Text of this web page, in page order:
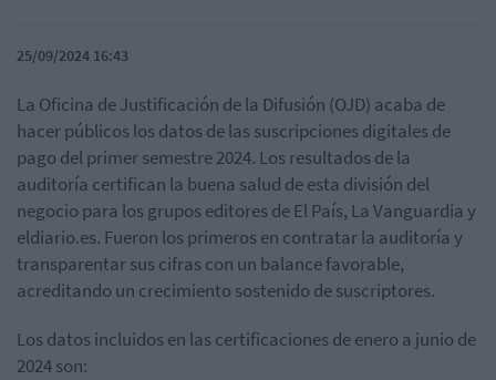
25/09/2024 16:43
La Oficina de Justificación de la Difusión (OJD) acaba de
hacer públicos los datos de las suscripciones digitales de
pago del primer semestre 2024. Los resultados de la
auditoría certifican la buena salud de esta división del
negocio para los grupos editores de El País, La Vanguardia y
eldiario.es. Fueron los primeros en contratar la auditoría y
transparentar sus cifras con un balance favorable,
acreditando un crecimiento sostenido de suscriptores.
Los datos incluidos en las certificaciones de enero a junio de
2024 son: